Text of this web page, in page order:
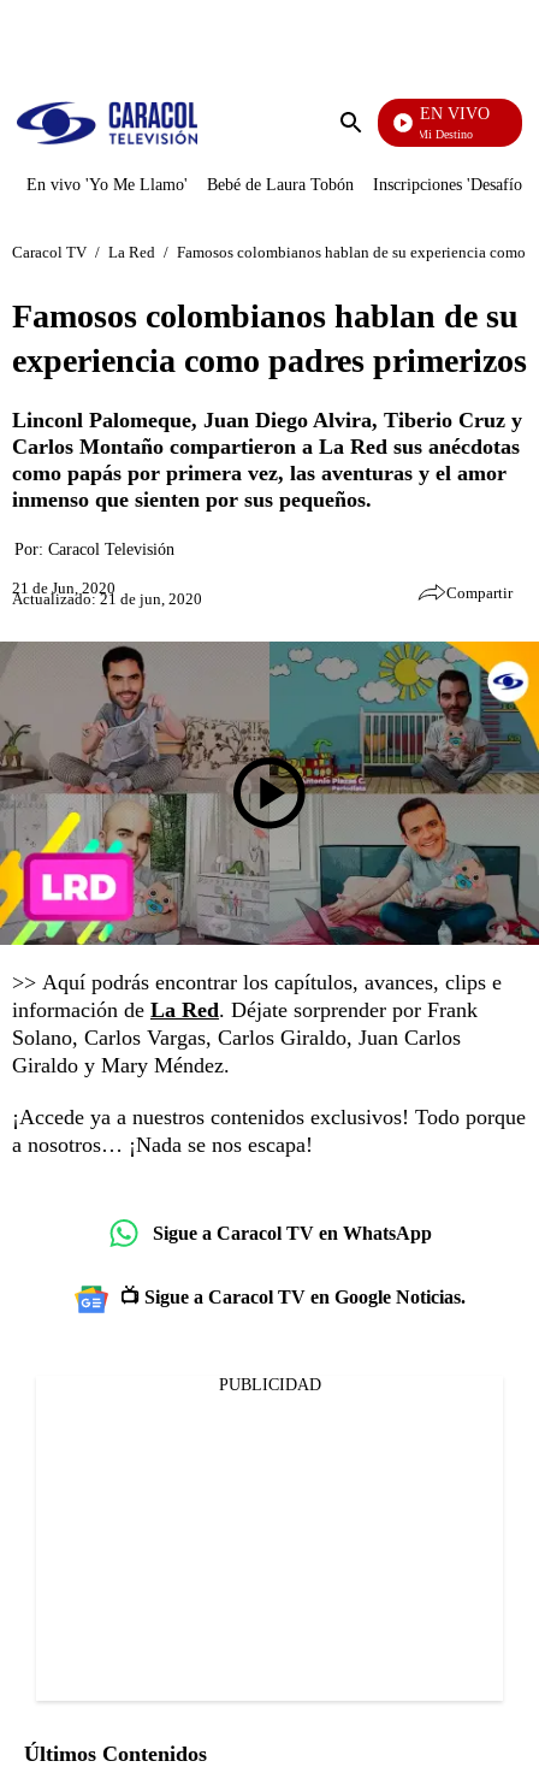
Enviar
EN VIVO
El Juego De Mi Destino
En vivo 'Yo Me Llamo' Bebé de Laura Tobón Inscripciones 'Desafío'
Caracol TV / La Red / Famosos colombianos hablan de su experiencia como
Famosos colombianos hablan de su
experiencia como padres primerizos
Linconl Palomeque, Juan Diego Alvira, Tiberio Cruz y
Carlos Montaño compartieron a La Red sus anécdotas
como papás por primera vez, las aventuras y el amor
inmenso que sienten por sus pequeños.
Por: Caracol Televisión
21 de Jun, 2020
Actualizado: 21 de jun, 2020 Compartir
>> Aquí podrás encontrar los capítulos, avances, clips e
información de La Red. Déjate sorprender por Frank
Solano, Carlos Vargas, Carlos Giraldo, Juan Carlos
Giraldo y Mary Méndez.
¡Accede ya a nuestros contenidos exclusivos! Todo porque
a nosotros… ¡Nada se nos escapa!
Sigue a Caracol TV en WhatsApp
📺 Sigue a Caracol TV en Google Noticias.
PUBLICIDAD
Últimos Contenidos